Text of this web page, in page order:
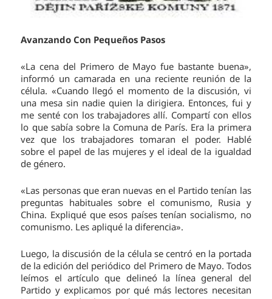
Avanzando Con Pequeños Pasos
«La cena del Primero de Mayo fue bastante buena»,
informó un camarada en una reciente reunión de la
célula. «Cuando llegó el momento de la discusión, vi
una mesa sin nadie quien la dirigiera. Entonces, fui y
me senté con los trabajadores allí. Compartí con ellos
lo que sabía sobre la Comuna de París. Era la primera
vez que los trabajadores tomaran el poder. Hablé
sobre el papel de las mujeres y el ideal de la igualdad
de género.
«Las personas que eran nuevas en el Partido tenían las
preguntas habituales sobre el comunismo, Rusia y
China. Expliqué que esos países tenían socialismo, no
comunismo. Les apliqué la diferencia».
Luego, la discusión de la célula se centró en la portada
de la edición del periódico del Primero de Mayo. Todos
leímos el artículo que delineó la línea general del
Partido y explicamos por qué más lectores necesitan